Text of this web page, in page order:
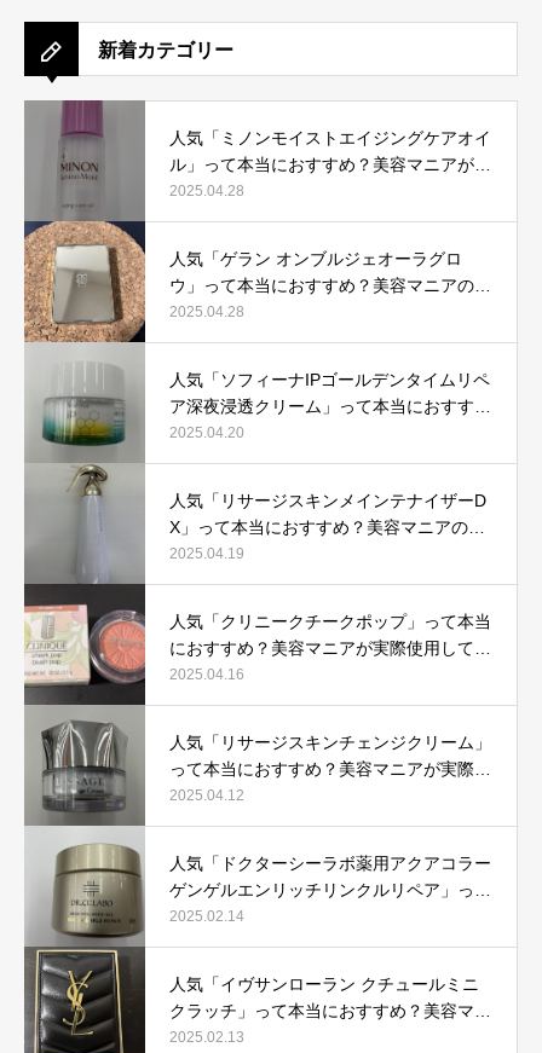
新着カテゴリー
人気「ミノンモイストエイジングケアオイ
ル」って本当におすすめ？美容マニアが実
際使用して口コミを検証！
2025.04.28
人気「ゲラン オンブルジェオーラグロ
ウ」って本当におすすめ？美容マニアの私
が実際使用して、口コミを検証！
2025.04.28
人気「ソフィーナIPゴールデンタイムリペ
ア深夜浸透クリーム」って本当におすす
め？美容マニアが実際使用して口コミを検
証！
2025.04.20
人気「リサージスキンメインテナイザーD
X」って本当におすすめ？美容マニアの私
が実際使用して、口コミを検証！
2025.04.19
人気「クリニークチークポップ」って本当
におすすめ？美容マニアが実際使用して口
コミを検証！
2025.04.16
人気「リサージスキンチェンジクリーム」
って本当におすすめ？美容マニアが実際使
用して口コミを検証！
2025.04.12
人気「ドクターシーラボ薬用アクアコラー
ゲンゲルエンリッチリンクルリペア」って
本当におすすめ？美容マニアが実際使用し
て口コミを検証
2025.02.14
人気「イヴサンローラン クチュールミニ
クラッチ」って本当におすすめ？美容マニ
アが実際使用して口コミを検証！
2025.02.13